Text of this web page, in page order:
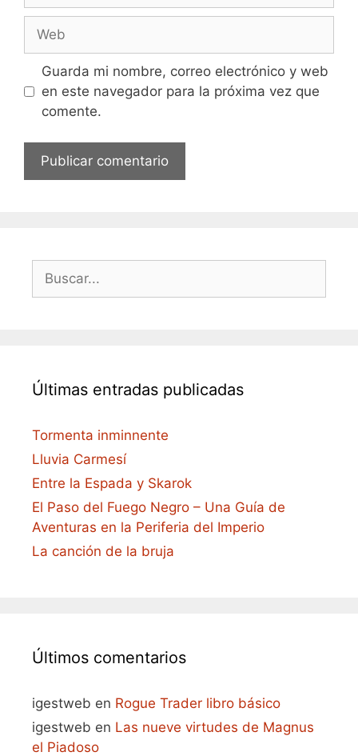
Web
Guarda mi nombre, correo electrónico y web
en este navegador para la próxima vez que
comente.
Últimas entradas publicadas
Tormenta inminnente
Lluvia Carmesí
Entre la Espada y Skarok
El Paso del Fuego Negro – Una Guía de
Aventuras en la Periferia del Imperio
La canción de la bruja
Últimos comentarios
igestweb en Rogue Trader libro básico
igestweb en Las nueve virtudes de Magnus
el Piadoso